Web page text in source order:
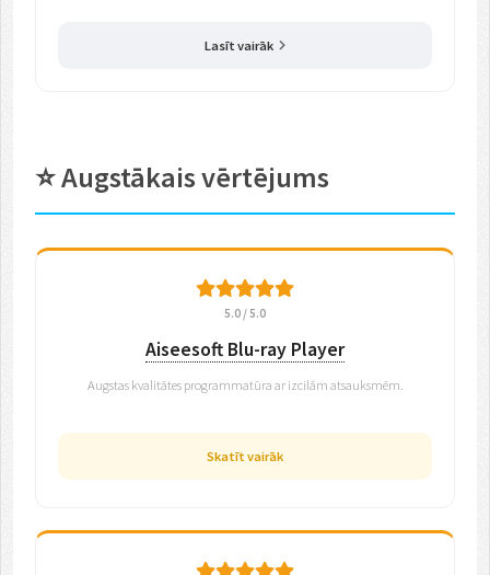
Lasīt vairāk
⭐ Augstākais vērtējums
5.0 / 5.0
Aiseesoft Blu-ray Player
Augstas kvalitātes programmatūra ar izcilām atsauksmēm.
Skatīt vairāk